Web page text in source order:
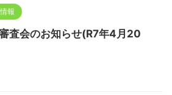
報
査会のお知らせ(R7年4月20